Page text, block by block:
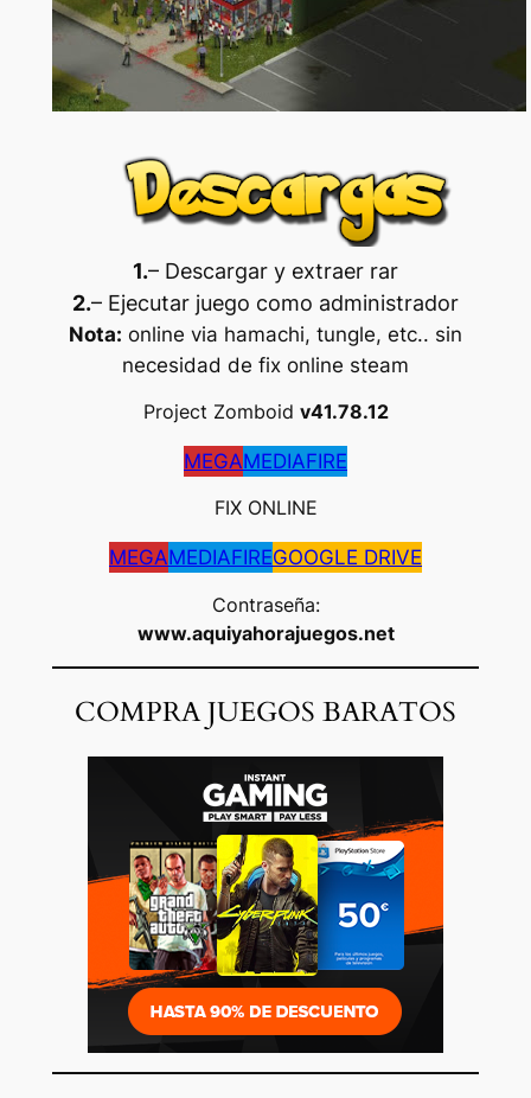
1.– Descargar y extraer rar
2.– Ejecutar juego como administrador
Nota: online via hamachi, tungle, etc.. sin
necesidad de fix online steam
Project Zomboid v41.78.12
MEGAMEDIAFIRE
FIX ONLINE
MEGAMEDIAFIREGOOGLE DRIVE
Contraseña:
www.aquiyahorajuegos.net
COMPRA JUEGOS BARATOS